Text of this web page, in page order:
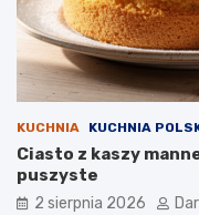
KUCHNIA KUCHNIA
Ciasto z kaszy
puszyste
2 sierpnia 2026